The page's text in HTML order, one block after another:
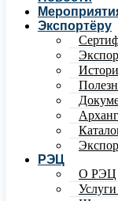
Экспортёру
РЭЦ
О РЭЦ